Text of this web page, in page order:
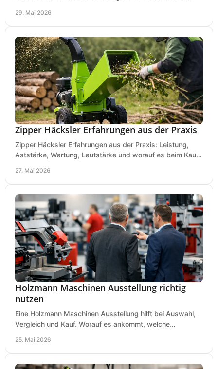
29. Mai 2026
Zipper Häcksler Erfahrungen aus der Praxis
Zipper Häcksler Erfahrungen aus der Praxis: Leistung,
Aststärke, Wartung, Lautstärke und worauf es beim Kauf
27. Mai 2026
Holzmann Maschinen Ausstellung richtig
nutzen
Eine Holzmann Maschinen Ausstellung hilft bei Auswahl,
Vergleich und Kauf. Worauf es ankommt, welche
25. Mai 2026